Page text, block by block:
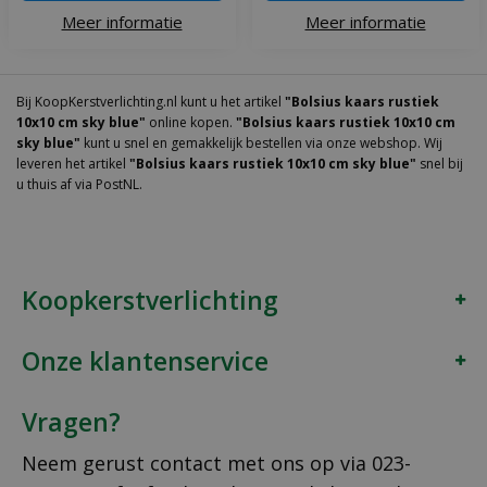
Meer informatie Meer informatie
Bij KoopKerstverlichting.nl kunt u het artikel "Bolsius kaars rustiek
10x10 cm sky blue" online kopen. "Bolsius kaars rustiek 10x10 cm
sky blue" kunt u snel en gemakkelijk bestellen via onze webshop. Wij
leveren het artikel "Bolsius kaars rustiek 10x10 cm sky blue" snel bij
u thuis af via PostNL.
Koopkerstverlichting
Onze klantenservice
Vragen?
Neem gerust contact met ons op via 023-